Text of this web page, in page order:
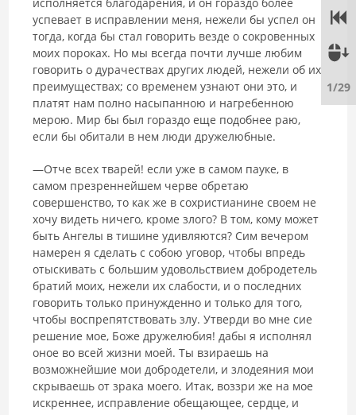
успевает в исправлении меня, нежели бы успел он
тогда, когда бы стал говорить везде о сокровенных
моих пороках. Но мы всегда почти лучше любим
говорить о дурачествах других людей, нежели об их
преимуществах; со временем узнают они это, и
платят нам полно насыпанною и нагребенною
мерою. Мир бы был гораздо еще подобнее раю,
если бы обитали в нем люди дружелюбные.
―Отче всех тварей! если уже в самом пауке, в
самом презреннейшем черве обретаю
совершенство, то как же в сохристианине своем не
хочу видеть ничего, кроме злого? В том, кому может
быть Ангелы в тишине удивляются? Сим вечером
намерен я сделать с собою уговор, чтобы впредь
отыскивать с большим удовольствием добродетель
братий моих, нежели их слабости, и о последних
говорить только принужденно и только для того,
чтобы воспрепятствовать злу. Утверди во мне сие
решение мое, Боже дружелюбия! дабы я исполнял
оное во всей жизни моей. Ты взираешь на
возможнейшие мои добродетели, и злодеяния мои
скрываешь от зрака моего. Итак, воззри же на мое
искреннее, исправление обещающее, сердце, и
1/29